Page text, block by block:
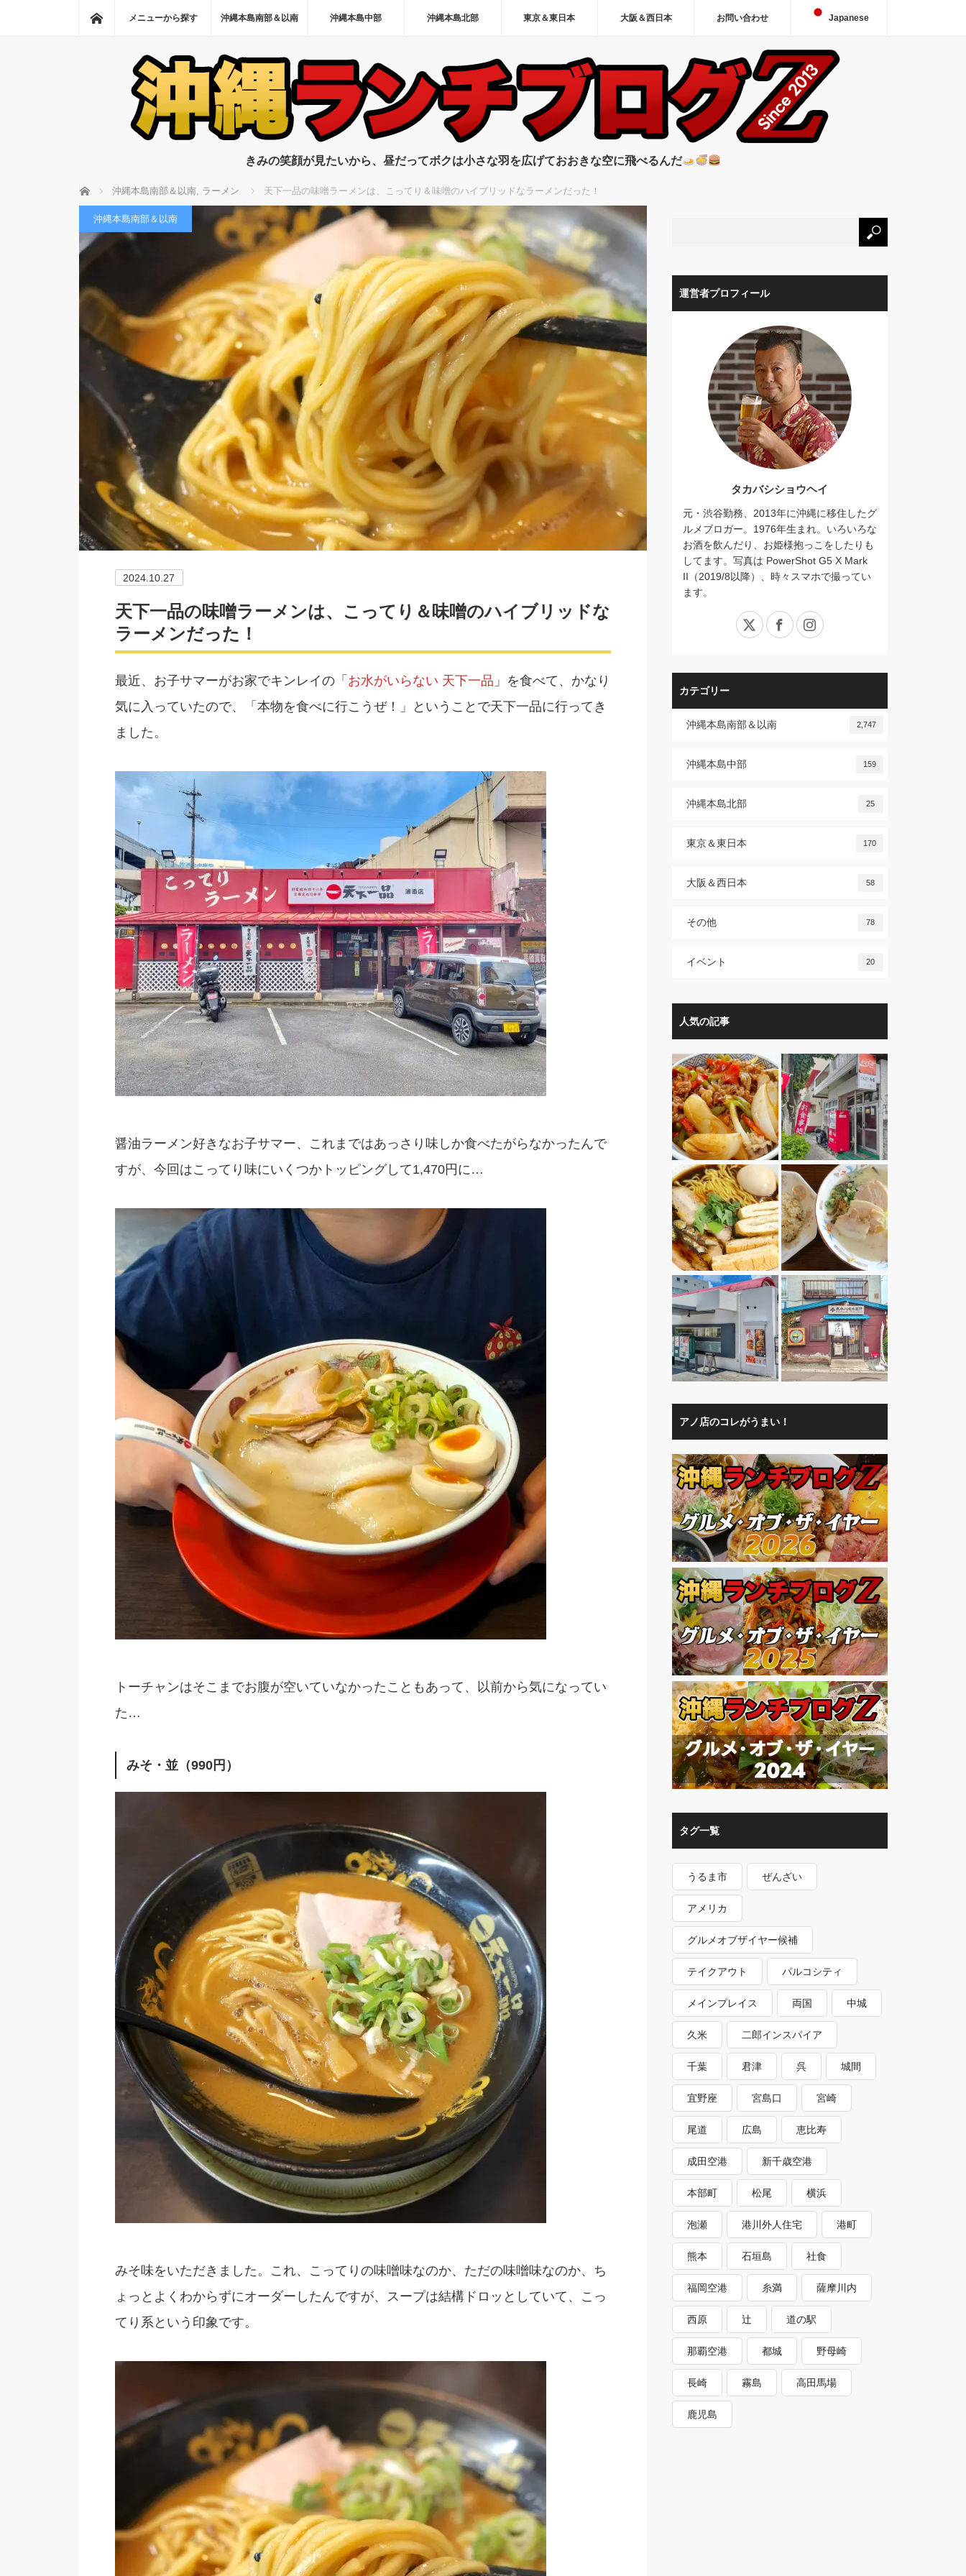
ホーム
メニューから探す 沖縄本島南部＆以南 沖縄本島中部 沖縄本島北部 東京＆東日本 大阪＆西日本 お問い合わせ Japanese
きみの笑顔が見たいから、昼だってボクは小さな羽を広げておおきな空に飛べるんだ
ホーム 沖縄本島南部＆以南, ラーメン 天下一品の味噌ラーメンは、こってり＆味噌のハイブリッドなラーメンだった！
沖縄本島南部＆以南
2024.10.27
天下一品の味噌ラーメンは、こってり＆味噌のハイブリッドな
ラーメンだった！
最近、お子サマーがお家でキンレイの「 お水がいらない 天下一品 」を食べて、かなり
気に入っていたので、「本物を食べに行こうぜ！」ということで天下一品に行ってき
ました。
醤油ラーメン好きなお子サマー、これまではあっさり味しか食べたがらなかったんで
すが、今回はこってり味にいくつかトッピングして1,470円に…
トーチャンはそこまでお腹が空いていなかったこともあって、以前から気になってい
た…
みそ・並（990円）
みそ味をいただきました。これ、こってりの味噌味なのか、ただの味噌味なのか、ち
ょっとよくわからずにオーダーしたんですが、スープは結構ドロッとしていて、こっ
てり系という印象です。
運営者プロフィール
タカバシショウヘイ
元・渋谷勤務、2013年に沖縄に移住したグ
ルメブロガー。1976年生まれ。いろいろな
お酒を飲んだり、お姫様抱っこをしたりも
してます。写真は PowerShot G5 X Mark
II（2019/8以降）、時々スマホで撮ってい
ます。
X FacebookInstagram
カテゴリー
沖縄本島南部＆以南 2,747
沖縄本島中部 159
沖縄本島北部 25
東京＆東日本 170
大阪＆西日本 58
その他 78
イベント 20
人気の記事
アノ店のコレがうまい！
タグ一覧
うるま市 ぜんざい
アメリカ
グルメオブザイヤー候補
テイクアウト パルコシティ
メインプレイス 両国 中城
久米 二郎インスパイア
千葉 君津 呉 城間
宜野座 宮島口 宮崎
尾道 広島 恵比寿
成田空港 新千歳空港
本部町 松尾 横浜
泡瀬 港川外人住宅 港町
熊本 石垣島 社食
福岡空港 糸満 薩摩川内
西原 辻 道の駅
那覇空港 都城 野母崎
長崎 霧島 高田馬場
鹿児島